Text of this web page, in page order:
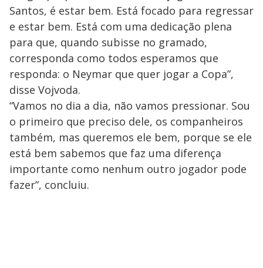
Santos, é estar bem. Está focado para regressar
e estar bem. Está com uma dedicação plena
para que, quando subisse no gramado,
corresponda como todos esperamos que
responda: o Neymar que quer jogar a Copa”,
disse Vojvoda.
“Vamos no dia a dia, não vamos pressionar. Sou
o primeiro que preciso dele, os companheiros
também, mas queremos ele bem, porque se ele
está bem sabemos que faz uma diferença
importante como nenhum outro jogador pode
fazer”, concluiu.